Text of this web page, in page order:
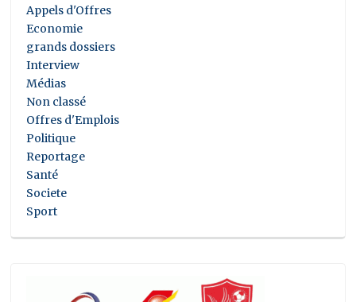
Appels d'Offres
Economie
grands dossiers
Interview
Médias
Non classé
Offres d'Emplois
Politique
Reportage
Santé
Societe
Sport